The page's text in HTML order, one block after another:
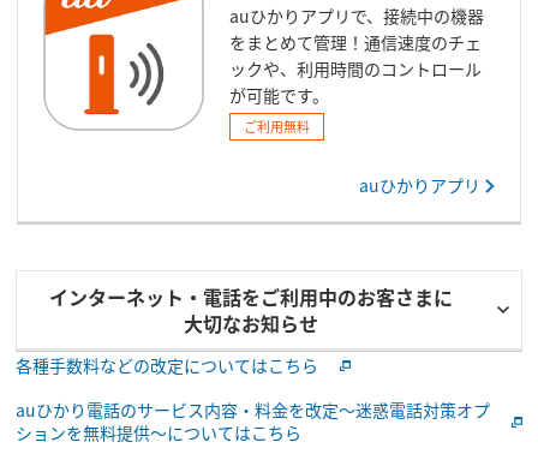
auひかりアプリで、接続中の機器
をまとめて管理！通信速度のチェ
ックや、利用時間のコントロール
が可能です。
ご利用無料
auひかりアプリ
インターネット・電話をご利用中のお客さまに
大切なお知らせ
各種手数料などの改定についてはこちら
auひかり電話のサービス内容・料金を改定～迷惑電話対策オプ
ションを無料提供～についてはこちら